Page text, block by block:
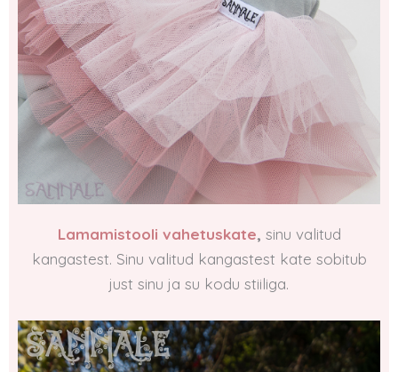
Lamamistooli vahetuskate, sinu valitud
kangastest. Sinu valitud kangastest kate sobitub
just sinu ja su kodu stiiliga.